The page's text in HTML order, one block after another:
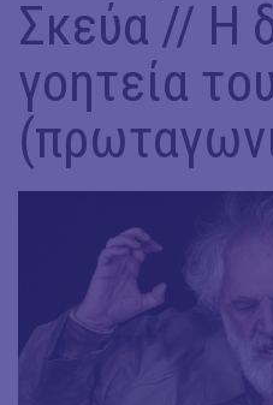
Σκεύα // Η
γοητεία